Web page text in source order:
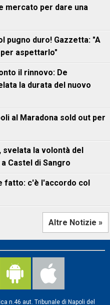
mercato per dare una
pugno duro! Gazzetta: "A
per aspettarlo"
il rinnovo: De
la durata del nuovo
al Maradona sold out per
svelata la volontà del
Castel di Sangro
fatto: c'è l'accordo col
Altre Notizie »
n.46 aut. Tribunale di Napoli del